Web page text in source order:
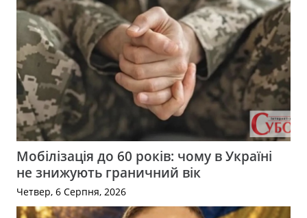
Мобілізація до 60 років: чому в Україні
не знижують граничний вік
Четвер, 6 Серпня, 2026